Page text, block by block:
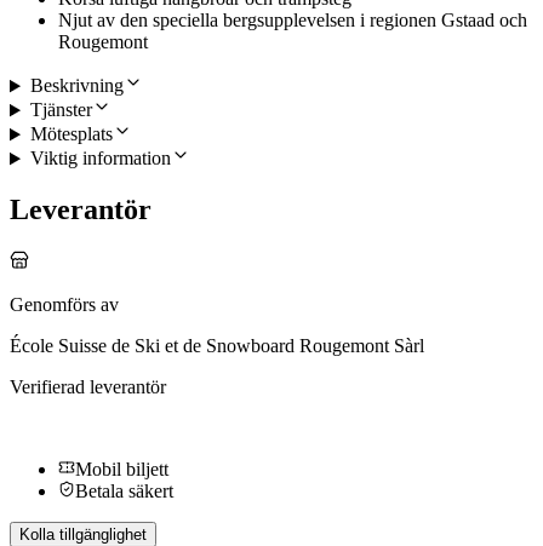
Njut av den speciella bergsupplevelsen i regionen Gstaad och
Rougemont
Beskrivning
Tjänster
Mötesplats
Viktig information
Leverantör
Genomförs av
École Suisse de Ski et de Snowboard Rougemont Sàrl
Verifierad leverantör
Mobil biljett
Betala säkert
Kolla tillgänglighet